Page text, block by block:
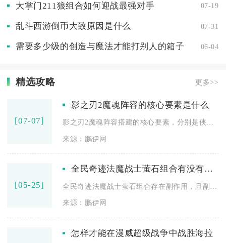
大掌门211狼组合如何迎战最强对手 07-19
乱斗西游倒币大致原因是什么 07-31
需要多少级的创造与魔法才能打别人的箱子 06-04
精选攻略 更多>>
[07-07]
影之刃2魔魂阵容的核心要素是什么
来源：鹏伊网
[05-25]
全民奇迹法魔战士萤石组合有没有副作用
来源：鹏伊网
怎样才能在漫威超级战争中战胜海拉